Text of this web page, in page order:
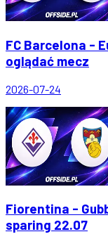
FC Barcelona -
oglądać mecz
2026-07-24
Fiorentina -
sparing 22.07